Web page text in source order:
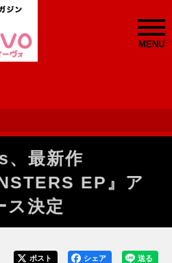
MENU
最新作
EP』ア
ス決定
送る
シェア
ポスト